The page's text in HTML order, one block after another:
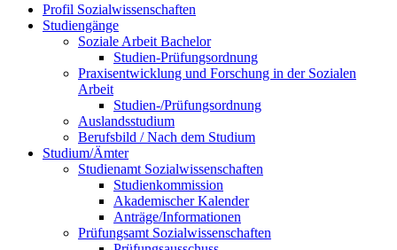
Profil Sozialwissenschaften
Studiengänge
Soziale Arbeit Bachelor
Studien-Prüfungsordnung
Praxisentwicklung und Forschung in der Sozialen
Arbeit
Studien-/Prüfungsordnung
Auslandsstudium
Berufsbild / Nach dem Studium
Studium/Ämter
Studienamt Sozialwissenschaften
Studienkommission
Akademischer Kalender
Anträge/Informationen
Prüfungsamt Sozialwissenschaften